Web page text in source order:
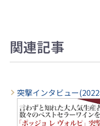
関連記事
突撃インタビュー